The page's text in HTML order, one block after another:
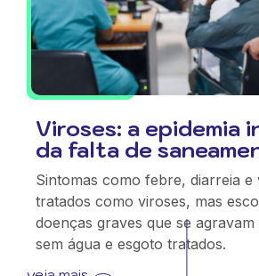
Viroses: a epidemia
da falta de
Sintomas como febre, diarreia e
tratados como viroses, mas
doenças graves que se agravam
sem água e esgoto tratados.